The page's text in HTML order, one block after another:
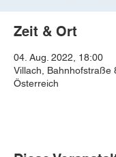
Zeit & Ort
04. Aug. 2022, 18:00
Villach, Bahnhofstraße
Österreich